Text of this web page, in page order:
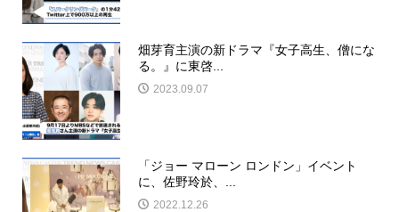
畑芽育主演の新ドラマ『女子高生、僧にな
る。』に東啓...
2023.09.07
「ジョー マローン ロンドン」イベント
に、佐野玲於、...
2022.12.26